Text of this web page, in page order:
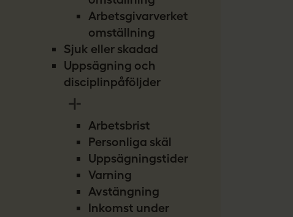
Arbetsgivarverket
omställning
Sjuk eller skadad
Uppsägning och
disciplinpåföljder
Arbetsbrist
Personliga skäl
Uppsägningstider
Varning
Avstängning
Inkomst under